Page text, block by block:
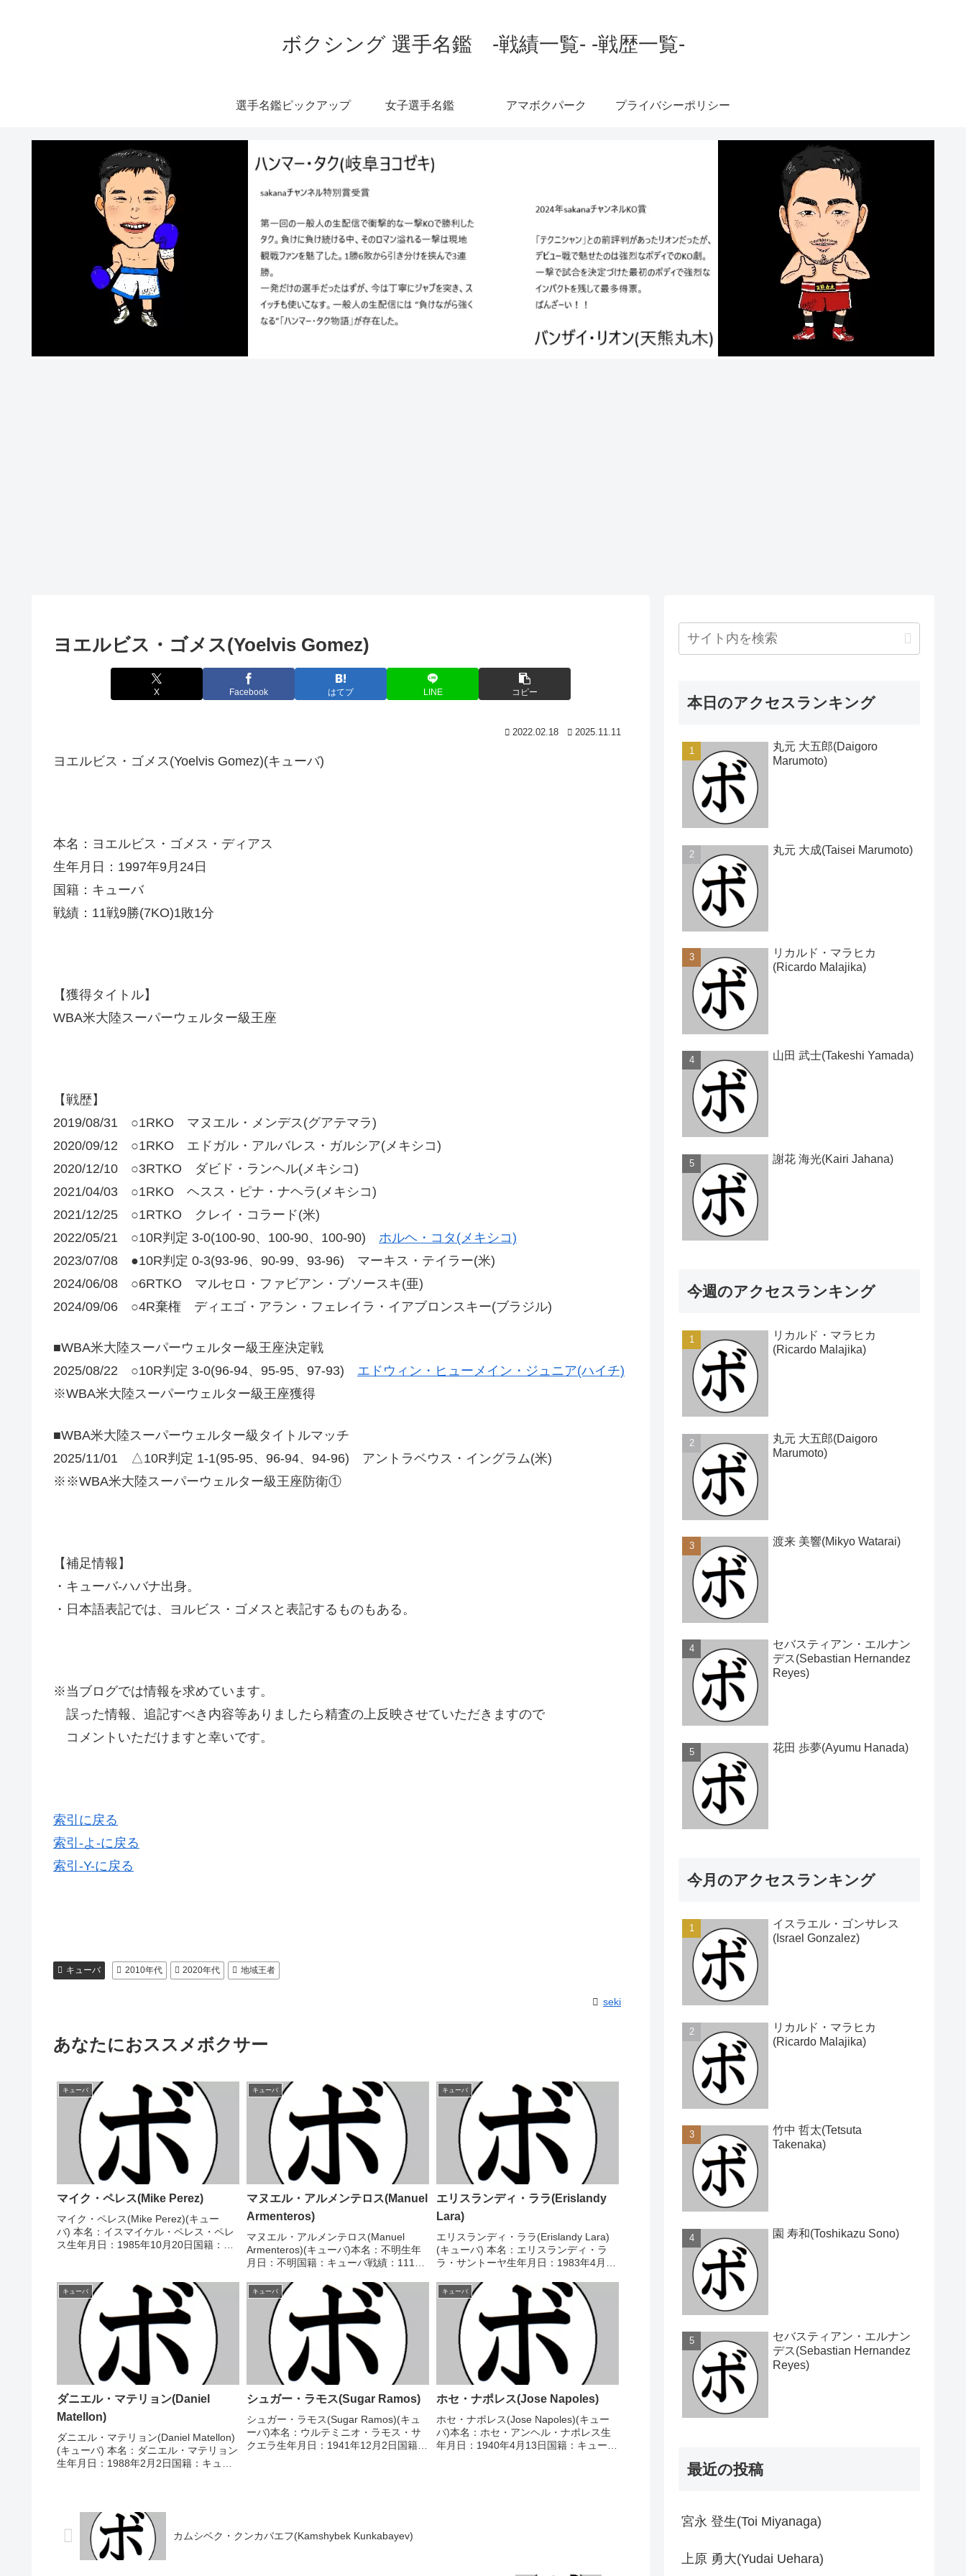
ボクシング 選手名鑑 -戦績一覧- -戦歴一覧-
選手名鑑ピックアップ 女子選手名鑑 アマボクパーク プライバシーポリシー
ヨエルビス・ゴメス(Yoelvis Gomez)
X Facebook はてブ LINE コピー
2022.02.18 2025.11.11
ヨエルビス・ゴメス(Yoelvis Gomez)(キューバ)
本名：ヨエルビス・ゴメス・ディアス
生年月日：1997年9月24日
国籍：キューバ
戦績：11戦9勝(7KO)1敗1分
【獲得タイトル】
WBA米大陸スーパーウェルター級王座
【戦歴】
2019/08/31 ○1RKO マヌエル・メンデス(グアテマラ)
2020/09/12 ○1RKO エドガル・アルバレス・ガルシア(メキシコ)
2020/12/10 ○3RTKO ダビド・ランヘル(メキシコ)
2021/04/03 ○1RKO ヘスス・ピナ・ナヘラ(メキシコ)
2021/12/25 ○1RTKO クレイ・コラード(米)
2022/05/21 ○10R判定 3-0(100-90、100-90、100-90) ホルヘ・コタ(メキシコ)
2023/07/08 ●10R判定 0-3(93-96、90-99、93-96) マーキス・テイラー(米)
2024/06/08 ○6RTKO マルセロ・ファビアン・ブソースキ(亜)
2024/09/06 ○4R棄権 ディエゴ・アラン・フェレイラ・イアブロンスキー(ブラジル)
■WBA米大陸スーパーウェルター級王座決定戦
2025/08/22 ○10R判定 3-0(96-94、95-95、97-93) エドウィン・ヒューメイン・ジュニア(ハイチ)
※WBA米大陸スーパーウェルター級王座獲得
■WBA米大陸スーパーウェルター級タイトルマッチ
2025/11/01 △10R判定 1-1(95-95、96-94、94-96) アントラベウス・イングラム(米)
※※WBA米大陸スーパーウェルター級王座防衛①
【補足情報】
・キューバ-ハバナ出身。
・日本語表記では、ヨルビス・ゴメスと表記するものもある。
※当ブログでは情報を求めています。
誤った情報、追記すべき内容等ありましたら精査の上反映させていただきますので
コメントいただけますと幸いです。
索引に戻る
索引-よ-に戻る
索引-Y-に戻る
キューバ 2010年代 2020年代 地域王者
seki
あなたにおススメボクサー
キューバ
マイク・ペレス(Mike Perez)
マイク・ペレス(Mike Perez)(キュー
バ) 本名：イスマイケル・ペレス・ペレ
ス生年月日：1985年10月20日国籍：キ
界ジュニア選手権ライトヘビー...
キューバ
マヌエル・アルメンテロス(Manuel
Armenteros)
マヌエル・アルメンテロス(Manuel
Armenteros)(キューバ)本名：不明生年
月日：不明国籍：キューバ戦績：111戦
米-テキサス州フェザー級王座【戦歴】
1947/05/20 ○3RKO ...
キューバ
エリスランディ・ララ(Erislandy
Lara)
エリスランディ・ララ(Erislandy Lara)
(キューバ) 本名：エリスランディ・ラ
ラ・サントーヤ生年月日：1983年4月11
(19KO)3敗3分 【獲得タイトル】2005年
度キューバ選手権ウェルター...
キューバ
ダニエル・マテリョン(Daniel
Matellon)
ダニエル・マテリョン(Daniel Matellon)
(キューバ) 本名：ダニエル・マテリョン
生年月日：1988年2月2日国籍：キュー
キューバ
シュガー・ラモス(Sugar Ramos)
シュガー・ラモス(Sugar Ramos)(キュ
ーバ)本名：ウルテミニオ・ラモス・サ
クエラ生年月日：1941年12月2日国籍：
キューバ
ホセ・ナポレス(Jose Napoles)
ホセ・ナポレス(Jose Napoles)(キュー
バ)本名：ホセ・アンヘル・ナポレス生
年月日：1940年4月13日国籍：キューバ
カムシベク・クンカバエフ(Kamshybek Kunkabayev)
本日のアクセスランキング
丸元 大五郎(Daigoro
Marumoto)
丸元 大成(Taisei Marumoto)
リカルド・マラヒカ
(Ricardo Malajika)
山田 武士(Takeshi Yamada)
謝花 海光(Kairi Jahana)
今週のアクセスランキング
リカルド・マラヒカ
(Ricardo Malajika)
丸元 大五郎(Daigoro
Marumoto)
渡来 美響(Mikyo Watarai)
セバスティアン・エルナン
デス(Sebastian Hernandez
Reyes)
花田 歩夢(Ayumu Hanada)
今月のアクセスランキング
イスラエル・ゴンサレス
(Israel Gonzalez)
リカルド・マラヒカ
(Ricardo Malajika)
竹中 哲太(Tetsuta
Takenaka)
園 寿和(Toshikazu Sono)
セバスティアン・エルナン
デス(Sebastian Hernandez
Reyes)
最近の投稿
宮永 登生(Toi Miyanaga)
上原 勇大(Yudai Uehara)